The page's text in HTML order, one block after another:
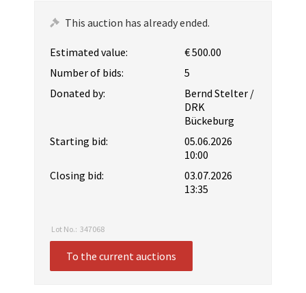
This auction has already ended.
Estimated value:
€ 500.00
Number of bids:
5
Donated by:
Bernd Stelter /
DRK
Bückeburg
Starting bid:
05.06.2026
10:00
Closing bid:
03.07.2026
13:35
Lot No.: 347068
To the current auctions